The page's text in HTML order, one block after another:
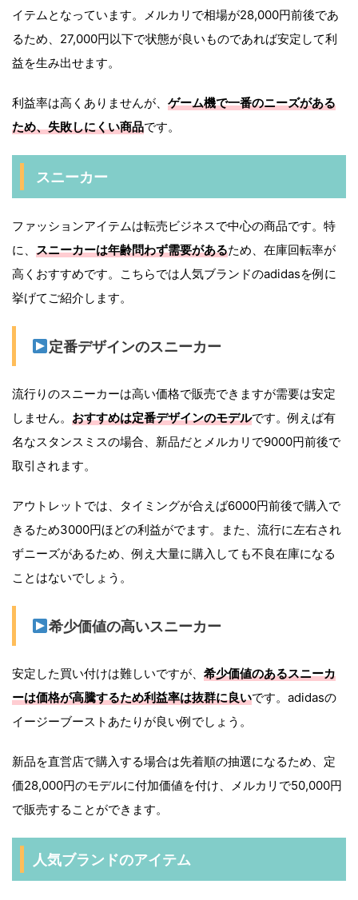
イテムとなっています。メルカリで相場が28,000円前後であ
るため、27,000円以下で状態が良いものであれば安定して利
益を生み出せます。
利益率は高くありませんが、 ゲーム機で一番のニーズがある
ため、失敗しにくい商品です。
スニーカー
ファッションアイテムは転売ビジネスで中心の商品です。特
に、 スニーカーは年齢問わず需要があるため、在庫回転率が
高くおすすめです。こちらでは人気ブランドのadidasを例に
挙げてご紹介します。
定番デザインのスニーカー
流行りのスニーカーは高い価格で販売できますが需要は安定
しません。 おすすめは定番デザインのモデルです。例えば有
名なスタンスミスの場合、新品だとメルカリで9000円前後で
取引されます。
アウトレットでは、タイミングが合えば6000円前後で購入で
きるため3000円ほどの利益がでます。また、流行に左右され
ずニーズがあるため、例え大量に購入しても不良在庫になる
ことはないでしょう。
希少価値の高いスニーカー
安定した買い付けは難しいですが、 希少価値のあるスニーカ
ーは価格が高騰するため利益率は抜群に良いです。adidasの
イージーブーストあたりが良い例でしょう。
新品を直営店で購入する場合は先着順の抽選になるため、定
価28,000円のモデルに付加価値を付け、メルカリで50,000円
で販売することができます。
人気ブランドのアイテム